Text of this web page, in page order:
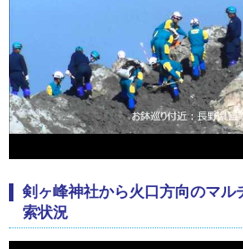
剣ヶ峰神社から火口方向のマル
索状況